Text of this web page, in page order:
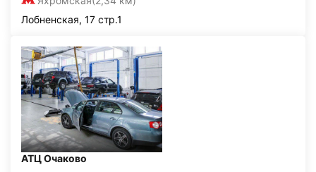
Лобненская, 17 стр.1
АТЦ Очаково